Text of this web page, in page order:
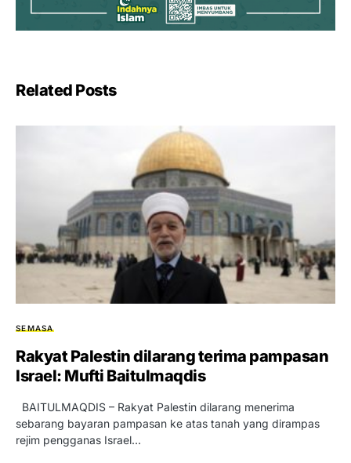
Related Posts
SEMASA
Rakyat Palestin dilarang terima pampasan
Israel: Mufti Baitulmaqdis
BAITULMAQDIS – Rakyat Palestin dilarang menerima
sebarang bayaran pampasan ke atas tanah yang dirampas
rejim pengganas Israel…